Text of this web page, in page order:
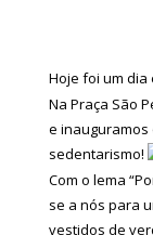
Hoje foi um dia
Na Praça São
e
sedentarismo!
Com o lema
se a nós para
vestidos de